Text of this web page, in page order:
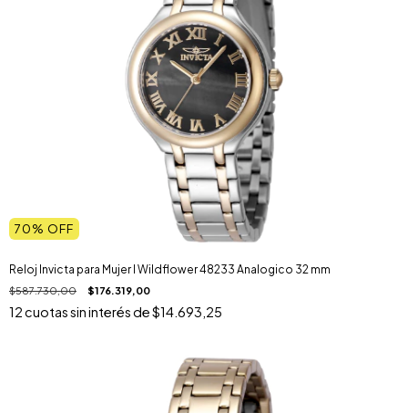
70% OFF
Reloj Invicta para Mujer I Wildflower 48233 Analogico 32 mm
$587.730,00 $176.319,00
12cuotas sin interés de$14.693,25